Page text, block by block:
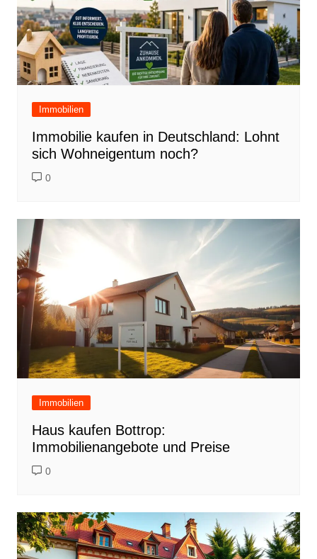
Immobilien
Immobilie kaufen in Deutschland: Lohnt
sich Wohneigentum noch?
0
Immobilien
Haus kaufen Bottrop:
Immobilienangebote und Preise
0